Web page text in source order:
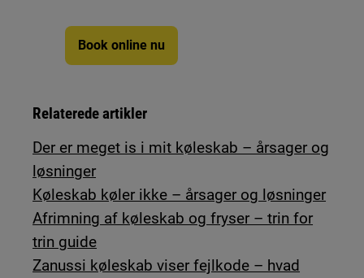
Book online nu
Relaterede artikler
Der er meget is i mit køleskab – årsager og
løsninger
Køleskab køler ikke – årsager og løsninger
Afrimning af køleskab og fryser – trin for
trin guide
Zanussi køleskab viser fejlkode – hvad